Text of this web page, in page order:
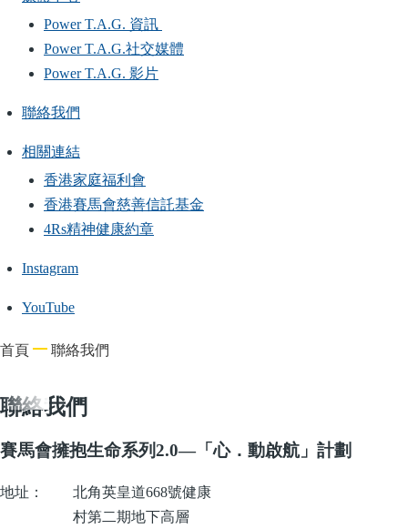
Power T.A.G. 資訊
Power T.A.G.社交媒體
Power T.A.G. 影片
聯絡我們
相關連結
香港家庭福利會
香港賽馬會慈善信託基金
4Rs精神健康約章
Instagram
YouTube
導
連
結
首頁 聯絡我們
聯絡我們
賽馬會擁抱生命系列2.0—「心．動啟航」計劃
地址：
北角英皇道668號健康
村第二期地下高層